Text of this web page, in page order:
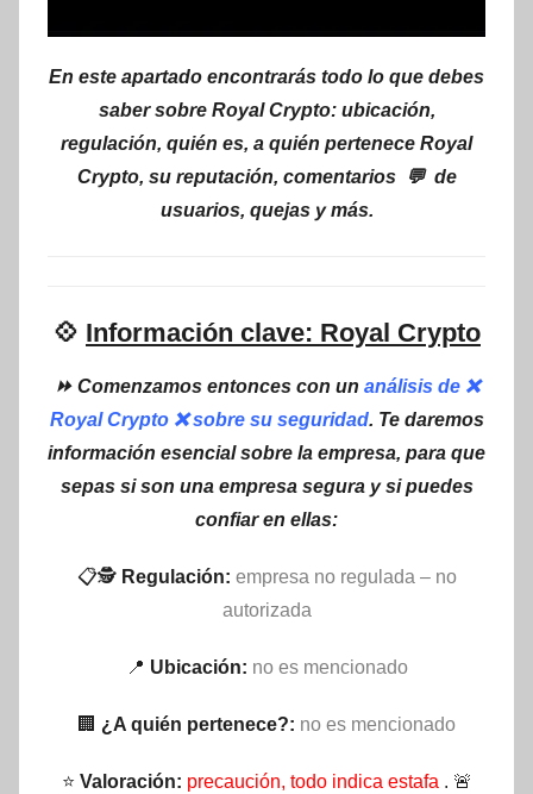
En este apartado encontrarás todo lo que debes
saber sobre Royal Crypto: ubicación,
regulación, quién es, a quién pertenece Royal
Crypto, su reputación, comentarios 💬 de
usuarios, quejas y más.
💠 Información clave: Royal Crypto
⏩ Comenzamos entonces con un análisis de ❌
Royal Crypto ❌ sobre su seguridad. Te daremos
información esencial sobre la empresa, para que
sepas si son una empresa segura y si puedes
confiar en ellas:
📋🕵 Regulación: empresa no regulada – no
autorizada
📍 Ubicación: no es mencionado
🏢 ¿A quién pertenece?: no es mencionado
⭐ Valoración: precaución, todo indica estafa . 🚨